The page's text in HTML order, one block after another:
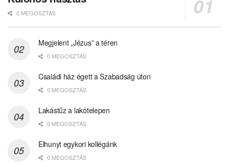
0 MEGOSZTÁS
Megjelent „Jézus” a téren
0 MEGOSZTÁS
Családi ház égett a Szabadság úton
0 MEGOSZTÁS
Lakástűz a lakótelepen
0 MEGOSZTÁS
Elhunyt egykori kollégánk
0 MEGOSZTÁS